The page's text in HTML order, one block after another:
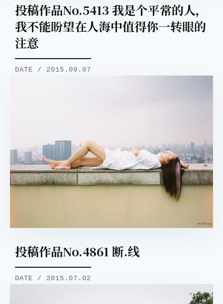
投稿作品No.5413 我是个平常的人，
我不能盼望在人海中值得你一转眼的
注意
DATE / 2015.09.07
投稿作品No.4861 断.线
DATE / 2015.07.02